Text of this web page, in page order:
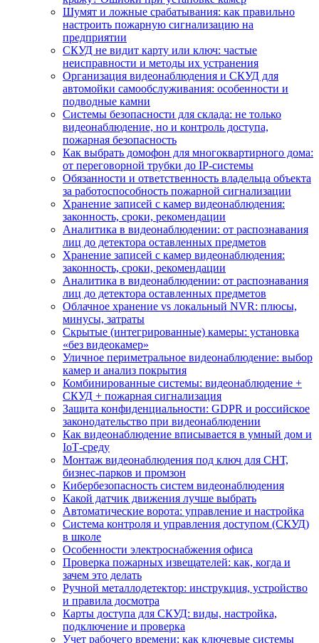
Шумят и ложные срабатывания: как правильно
настроить пожарную сигнализацию на
предприятии
СКУД не видит карту или ключ: частые
неисправности и методы их устранения
Организация видеонаблюдения и СКУД для
автомойки самообслуживания: особенности и
подводные камни
Системы безопасности для склада: не только
видеонаблюдение, но и контроль доступа,
пожарная безопасность
Как выбрать домофон для многоквартирного дома:
от переговорной трубки до IP-системы
Обязанности и ответственность владельца объекта
за работоспособность пожарной сигнализации
Хранение записей с камер видеонаблюдения:
законность, сроки, рекомендации
Аналитика в видеонаблюдении: от распознавания
лиц до детектора оставленных предметов
Хранение записей с камер видеонаблюдения:
законность, сроки, рекомендации
Аналитика в видеонаблюдении: от распознавания
лиц до детектора оставленных предметов
Облачное хранение vs локальный NVR: плюсы,
минусы, затраты
Скрытые (интегрированные) камеры: установка
«без видеокамер»
Уличное периметральное видеонаблюдение: выбор
камер и анализ покрытия
Комбинированные системы: видеонаблюдение +
СКУД + пожарная сигнализация
Защита конфиденциальности: GDPR и российское
законодательство при видеонаблюдении
Как видеонаблюдение вписывается в умный дом и
IoT‑среду
Монтаж видеонаблюдения под ключ для СНТ,
бизнес‑парков и промзон
Кибербезопасность систем видеонаблюдения
Какой датчик движения лучше выбрать
Автоматические ворота: управление и настройка
Система контроля и управления доступом (СКУД)
в школе
Особенности электроснабжения офиса
Проверка пожарных извещателей: как, когда и
зачем это делать
Ручной металлодетектор: инструкция, устройство
и правила досмотра
Карты доступа для СКУД: виды, настройка,
подключение и проверка
Учет рабочего времени: как ключевые системы